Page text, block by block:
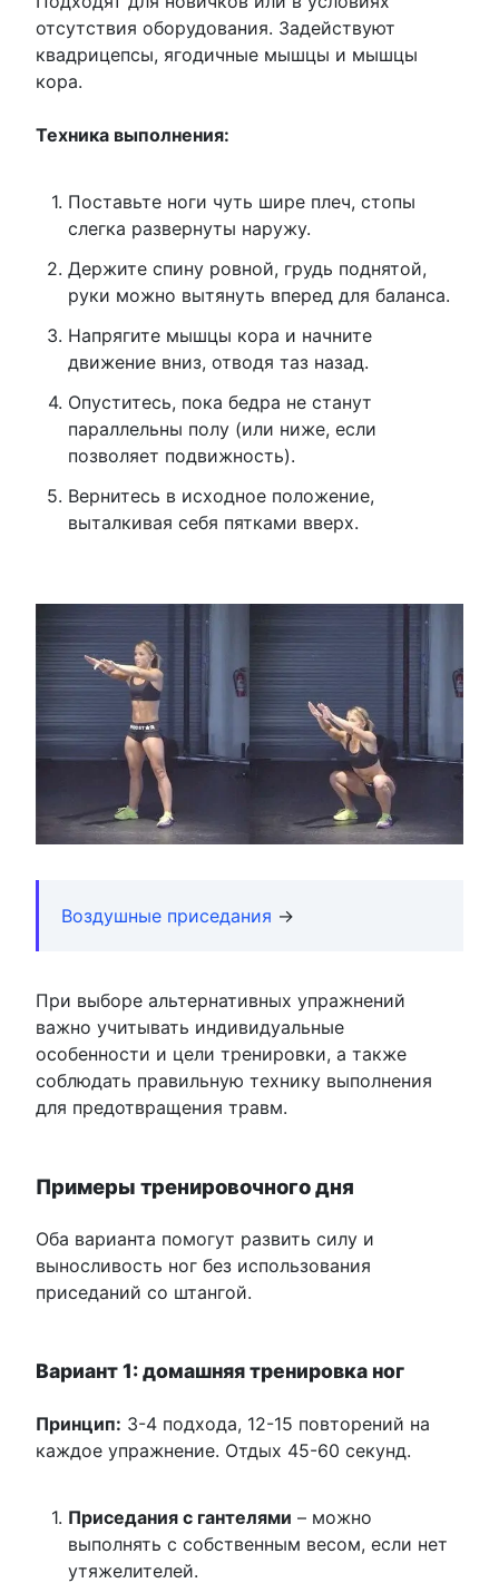
отсутствия оборудования. Задействуют
квадрицепсы, ягодичные мышцы и мышцы
кора.
Техника выполнения:
Поставьте ноги чуть шире плеч, стопы
слегка развернуты наружу.
Держите спину ровной, грудь поднятой,
руки можно вытянуть вперед для баланса.
Напрягите мышцы кора и начните
движение вниз, отводя таз назад.
Опуститесь, пока бедра не станут
параллельны полу (или ниже, если
позволяет подвижность).
Вернитесь в исходное положение,
выталкивая себя пятками вверх.
Воздушные приседания →
При выборе альтернативных упражнений
важно учитывать индивидуальные
особенности и цели тренировки, а также
соблюдать правильную технику выполнения
для предотвращения травм.
Примеры тренировочного дня
Оба варианта помогут развить силу и
выносливость ног без использования
приседаний со штангой.
Вариант 1: домашняя тренировка ног
Принцип: 3-4 подхода, 12-15 повторений на
каждое упражнение. Отдых 45-60 секунд.
Приседания с гантелями – можно
выполнять с собственным весом, если нет
утяжелителей.